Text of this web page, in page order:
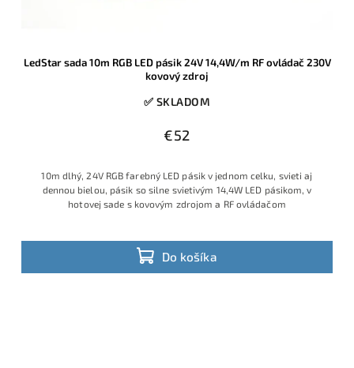
LedStar sada 10m RGB LED pásik 24V 14,4W/m RF ovládač 230V
kovový zdroj
✅ SKLADOM
€52
Do košíka
10m dlhý, 24V RGB farebný LED pásik v jednom celku, svieti aj
dennou bielou, pásik so silne svietivým 14,4W LED pásikom, v
hotovej sade s kovovým zdrojom a RF ovládačom